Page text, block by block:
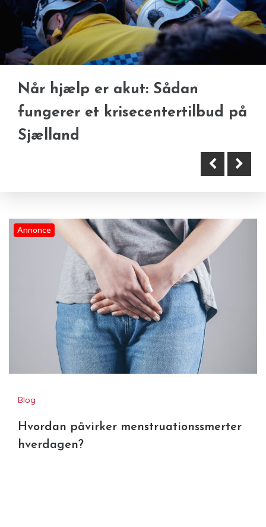
Hvordan påvirker
menstruationssmerter
Hvad siger en hudlæge om CO2
laser?
Når hjælp er akut: Sådan
fungerer et krisecentertilbud på
Sjælland
Annonce
Blog
Hvordan påvirker menstruationssmerter
hverdagen?